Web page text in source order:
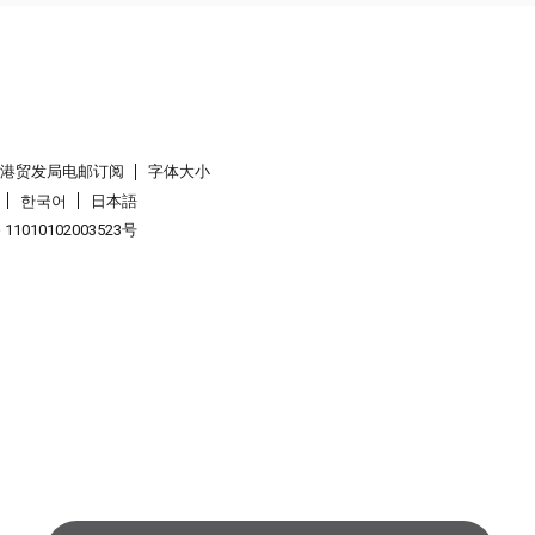
贸发局电邮订阅
字体大小
한국어
日本語
号